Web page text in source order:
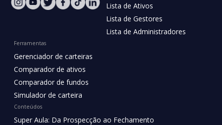
Lista de Ativos
Lista de Gestores
Lista de Administradores
Ferramentas
Gerenciador de carteiras
Comparador de ativos
Comparador de fundos
Simulador de carteira
Conteúdos
Super Aula: Da Prospecção ao Fechamento